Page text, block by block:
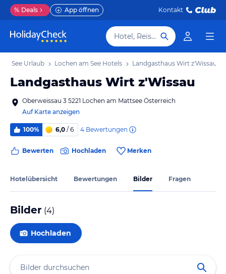
% Deals App öffnen Kontakt
Hotel, Reiseziel
See Urlaub Lochen am See Hotels Landgasthaus Wirt z'Wissau
Landgasthaus Wirt z'Wissau
Oberweissau 3 5221 Lochen am Mattsee Österreich
Auf Karte anzeigen
100% 6,0 / 6 4 Bewertungen
Bewerten Hochladen Merken
Hotelübersicht Bewertungen Bilder Fragen
Bilder (4)
Hochladen